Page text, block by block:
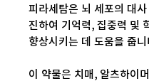
피라세탐은 뇌 세포의 대사
진하여 기억력, 집중력 및
향상시키는 데 도움을 줍니
이 약물은 치매, 알츠하이